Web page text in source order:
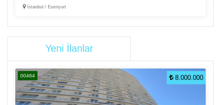
İstanbul / Esenyurt
Yeni İlanlar
00464 8.000.000